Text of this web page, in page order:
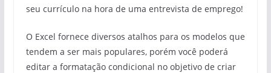
seu currículo na hora de uma entrevista de emprego!
O Excel fornece diversos atalhos para os modelos que
tendem a ser mais populares, porém você poderá
editar a formatação condicional no objetivo de criar